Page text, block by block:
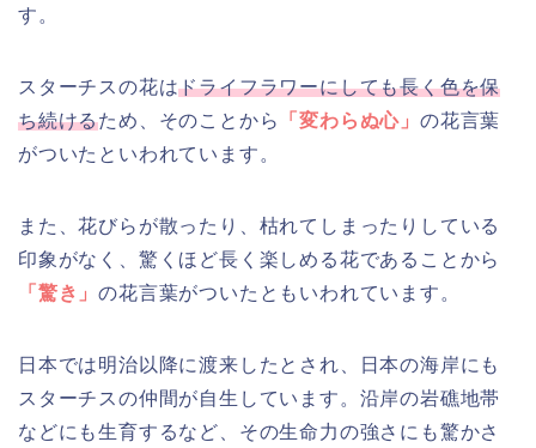
す。
スターチスの花はドライフラワーにしても長く色を保
ち続けるため、そのことから 「変わらぬ心」の花言葉
がついたといわれています。
また、花びらが散ったり、枯れてしまったりしている
印象がなく、驚くほど長く楽しめる花であることから
「驚き」の花言葉がついたともいわれています。
日本では明治以降に渡来したとされ、日本の海岸にも
スターチスの仲間が自生しています。沿岸の岩礁地帯
などにも生育するなど、その生命力の強さにも驚かさ